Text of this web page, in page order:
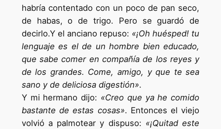
habría contentado con un poco de pan seco,
de habas, o de trigo. Pero se guardó de
decirlo.Y el anciano repuso: «¡Oh huésped! tu
lenguaje es el de un hombre bien educado,
que sabe comer en compañía de los reyes y
de los grandes. Come, amigo, y que te sea
sano y de deliciosa digestión».
Y mi hermano dijo: «Creo que ya he comido
bastante de estas cosas». Entonces el viejo
volvió a palmotear y dispuso: «¡Quitad este